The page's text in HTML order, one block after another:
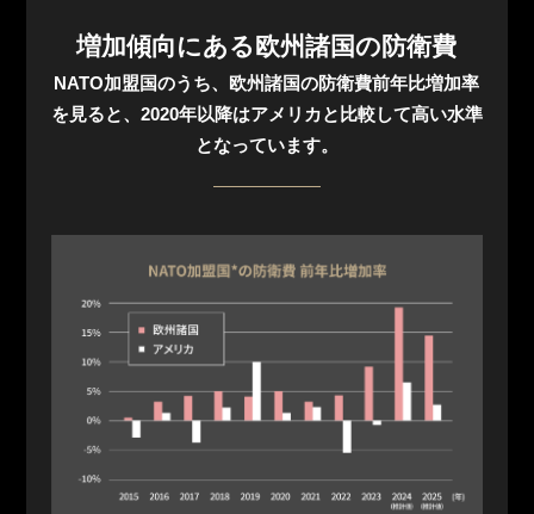
増加傾向にある欧州諸国の防衛費
NATO加盟国のうち、欧州諸国の防衛費前年比増加率
を見ると、2020年以降はアメリカと比較して高い水準
となっています。